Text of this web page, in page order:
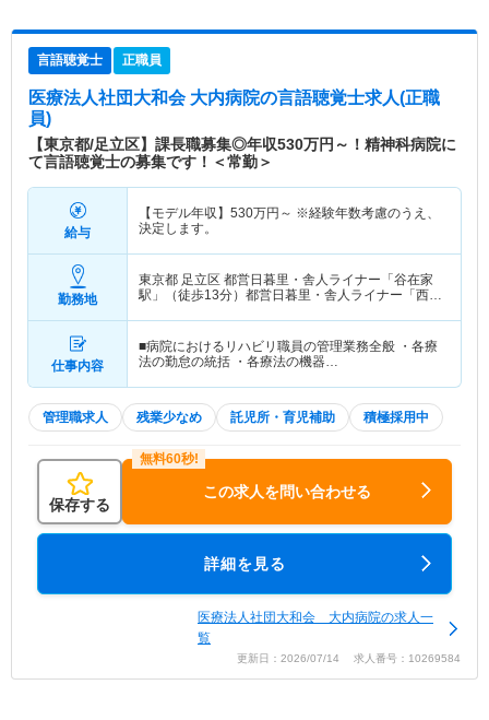
言語聴覚士 正職員
医療法人社団大和会 大内病院の言語聴覚士求人(正職
員)
【東京都/足立区】課長職募集◎年収530万円～！精神科病院に
て言語聴覚士の募集です！＜常勤＞
給与
【モデル年収】 530万円～ ※経験年数考慮のうえ、
決定します。
勤務地
東京都 足立区 都営日暮里・舎人ライナー「谷在家
駅」（徒歩13分）都営日暮里・舎人ライナー「西新
仕事内容
■病院におけるリハビリ職員の管理業務全般 ・各療
法の勤怠の統括 ・各療法の機器…
管理職求人 残業少なめ 託児所・育児補助 積極採用中
保存する
この求人を問い合わせる
詳細を見る
医療法人社団大和会 大内病院の求人一
覧
更新日：2026/07/14 求人番号：10269584